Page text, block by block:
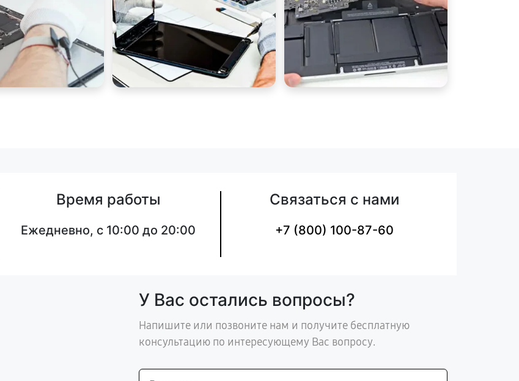
Время работы
Ежедневно, с 10:00 до 20:00
Связаться с нами
+7 (800) 100-87-60
У Вас остались вопросы?
Напишите или позвоните нам и получите бесплатную
консультацию по интересующему Вас вопросу.